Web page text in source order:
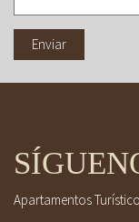
Apartamentos